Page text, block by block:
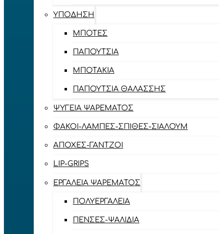
ΥΠΌΔΗΣΗ
ΜΠΌΤΕΣ
ΠΑΠΟΎΤΣΙΑ
ΜΠΟΤΆΚΙΑ
ΠΑΠΟΎΤΣΙΑ ΘΑΛΆΣΣΗΣ
ΨΥΓΕΊΑ ΨΑΡΈΜΑΤΟΣ
ΦΑΚΟΊ-ΛΆΜΠΕΣ-ΣΠΊΘΕΣ-ΣΊΑΛΟΥΜ
ΑΠΌΧΕΣ-ΓΆΝΤΖΟΙ
LIP-GRIPS
EΡΓΑΛΕΊΑ ΨΑΡΈΜΑΤΟΣ
ΠΟΛΥΕΡΓΑΛΕΊΑ
ΠΈΝΣΕΣ-ΨΑΛΊΔΙΑ